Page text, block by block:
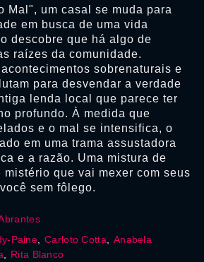
Mal", um casal se muda para
em busca de uma vida
descobre que há algo de
raízes da comunidade.
sobrenaturais e
para desvendar a verdade
lenda local que parece ter
profundo. À medida que
e o mal se intensifica, o
em uma trama assustadora
e a razão. Uma mistura de
mistério que vai mexer com seus
sem fôlego.
Paine Carloto Cotta
Anabela
Rita Blanco